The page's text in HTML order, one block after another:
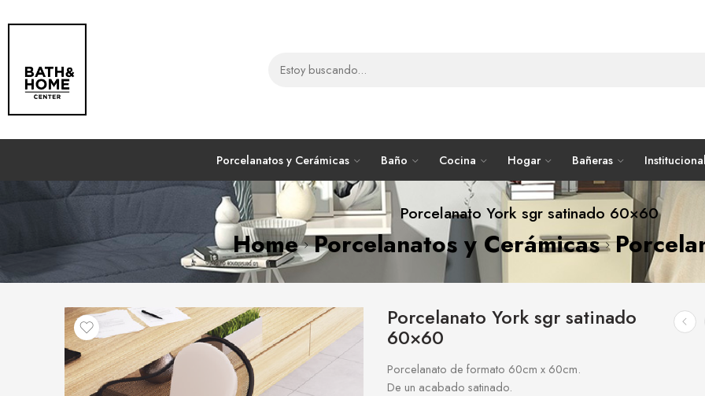
Porcelanatos y Cerámicas Baño Cocina Hogar Bañeras
Porcelanato York sgr satinado 60×60
Home Porcelanatos y Cerámicas
Porcelanato York sgr satinado
60×60
Porcelanato de formato 60cm x 60cm.
De un acabado satinado.